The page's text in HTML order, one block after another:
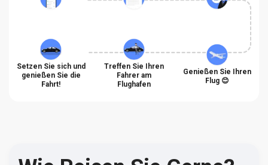
Setzen Sie sich und
genießen Sie die
Fahrt!
Treffen Sie Ihren
Fahrer am
Flughafen
Genießen Sie Ihren
Flug 😊